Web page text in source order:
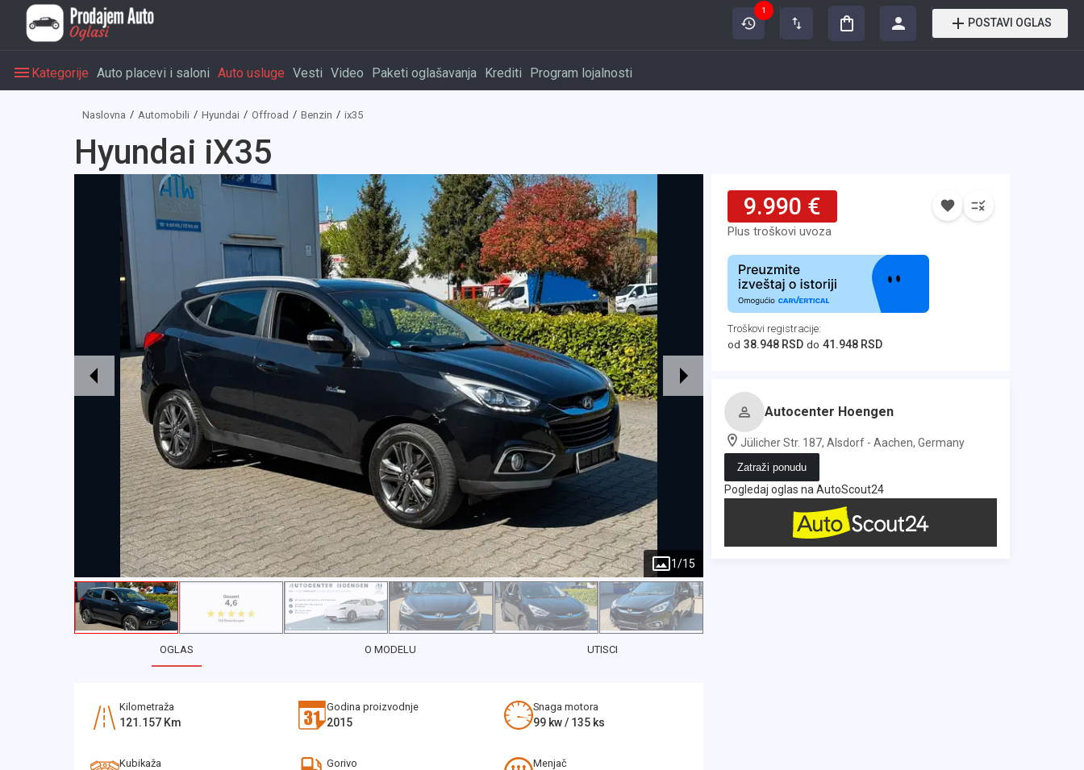
1
POSTAVI OGLAS
Kategorije Auto placevi i saloni Auto usluge Vesti Video Paketi oglašavanja Krediti Program lojalnosti
Naslovna Automobili Hyundai Offroad Benzin ix35
Hyundai iX35
1/15
OGLAS O MODELU UTISCI
Kilometraža
121.157 Km
Godina proizvodnje
2015
Snaga motora
99 kw / 135 ks
Kubikaža Gorivo Menjač
9.990 €
Plus troškovi uvoza
Troškovi registracije:
od 38.948 RSD do 41.948 RSD
Autocenter Hoengen
Jülicher Str. 187, Alsdorf - Aachen, Germany
Zatraži ponudu
Pogledaj oglas na AutoScout24